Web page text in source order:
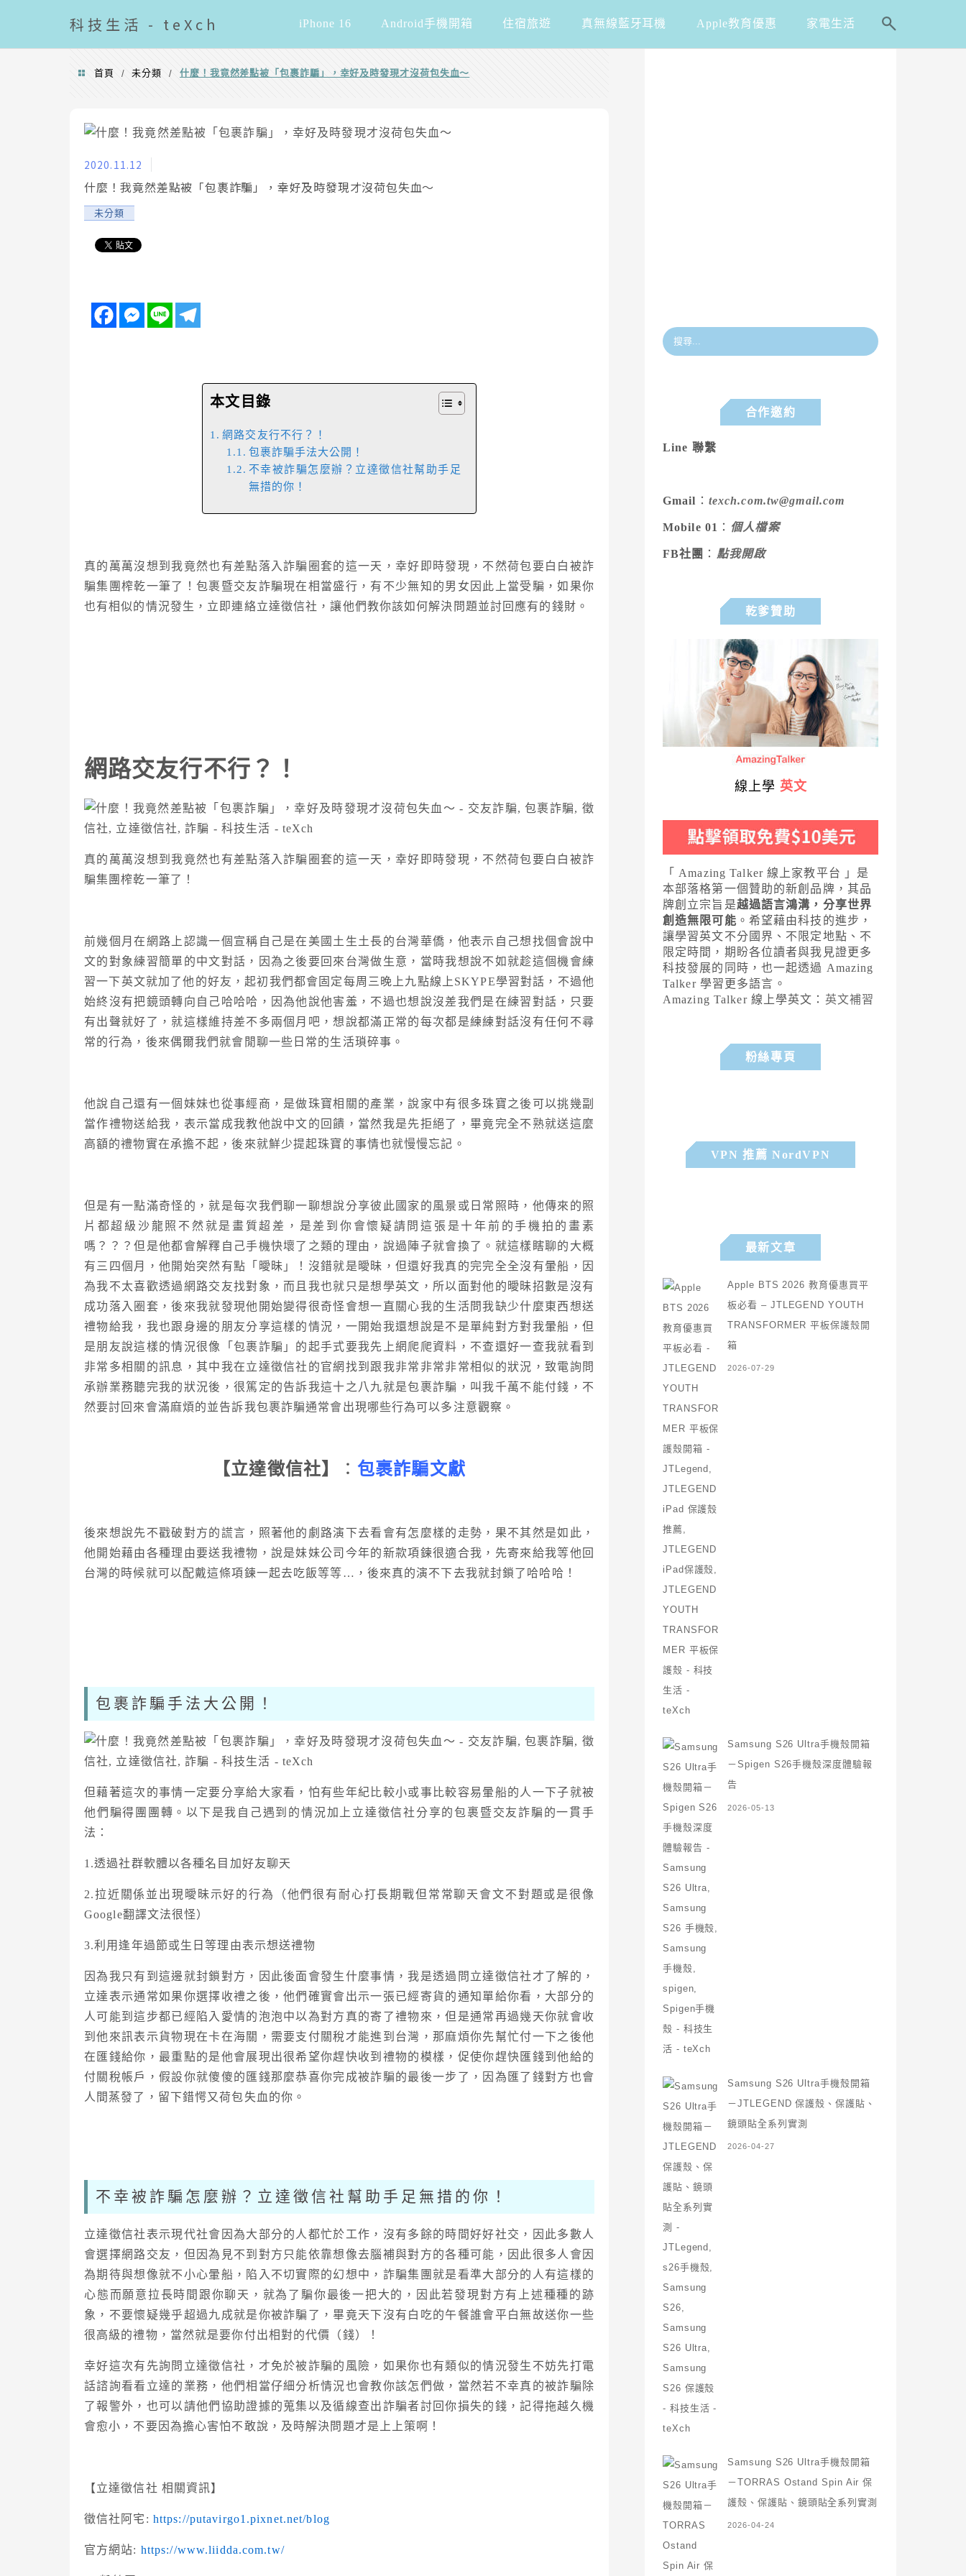
科技 生活 - teXch iPhone 16 Android手機開箱 住宿旅遊 真無線藍牙耳機 Apple教育優惠 家電生活
首頁 / 未分類 / 什麼！我竟然差點被「包裹詐騙」，幸好及時發現才沒荷包失血～
2020.11.12
什麼！我竟然差點被「包裹詐騙」，幸好及時發現才沒荷包失血～
未分類
本文目錄
網路交友行不行？！
包裹詐騙手法大公開！
不幸被詐騙怎麼辦？立達徵信社幫助手足
無措的你！
真的萬萬沒想到我竟然也有差點落入詐騙圈套的這一天，幸好即時發現，不然荷包要白白被詐
騙集團榨乾一筆了！包裹暨交友詐騙現在相當盛行，有不少無知的男女因此上當受騙，如果你
也有相似的情況發生，立即連絡立達徵信社，讓他們教你該如何解決問題並討回應有的錢財。
網路交友行不行？！
真的萬萬沒想到我竟然也有差點落入詐騙圈套的這一天，幸好即時發現，不然荷包要白白被詐
騙集團榨乾一筆了！
前幾個月在網路上認識一個宣稱自己是在美國土生土長的台灣華僑，他表示自己想找個會說中
文的對象練習簡單的中文對話，因為之後要回來台灣做生意，當時我想說不如就趁這個機會練
習一下英文就加了他的好友，起初我們都會固定每周三晚上九點線上SKYPE學習對話，不過他
始終沒有把鏡頭轉向自己哈哈哈，因為他說他害羞，不過也想說沒差我們是在練習對話，只要
有出聲就好了，就這樣維持差不多兩個月吧，想說都滿正常的每次都是練練對話沒有任何不尋
常的行為，後來偶爾我們就會閒聊一些日常的生活瑣碎事。
他說自己還有一個妹妹也從事經商，是做珠寶相關的產業，說家中有很多珠寶之後可以挑幾副
當作禮物送給我，表示當成我教他說中文的回饋，當然我是先拒絕了，畢竟完全不熟就送這麼
高額的禮物實在承擔不起，後來就鮮少提起珠寶的事情也就慢慢忘記。
但是有一點滿奇怪的，就是每次我們聊一聊想說分享彼此國家的風景或日常照時，他傳來的照
片都超級沙龍照不然就是畫質超差，是差到你會懷疑請問這張是十年前的手機拍的畫素
嗎？？？但是他都會解釋自己手機快壞了之類的理由，說過陣子就會換了。就這樣瞎聊的大概
有三四個月，他開始突然有點「曖昧」！沒錯就是曖昧，但還好我真的完完全全沒有暈船，因
為我不太喜歡透過網路交友找對象，而且我也就只是想學英文，所以面對他的曖昧招數是沒有
成功落入圈套，後來我就發現他開始變得很奇怪會想一直關心我的生活問我缺少什麼東西想送
禮物給我，我也跟身邊的朋友分享這樣的情況，一開始我還想說是不是單純對方對我暈船，但
是朋友說這樣的情況很像「包裹詐騙」的起手式要我先上網爬爬資料，不查還好一查我就看到
非常多相關的訊息，其中我在立達徵信社的官網找到跟我非常非常非常相似的狀況，致電詢問
承辦業務聽完我的狀況後，很篤定的告訴我這十之八九就是包裹詐騙，叫我千萬不能付錢，不
然要討回來會滿麻煩的並告訴我包裹詐騙通常會出現哪些行為可以多注意觀察。
【立達徵信社】 ：包裹詐騙文獻
後來想說先不戳破對方的謊言，照著他的劇路演下去看會有怎麼樣的走勢，果不其然是如此，
他開始藉由各種理由要送我禮物，說是妹妹公司今年的新款項鍊很適合我，先寄來給我等他回
台灣的時候就可以配戴這條項鍊一起去吃飯等等…，後來真的演不下去我就封鎖了哈哈哈！
包裹詐騙手法大公開！
但藉著這次的事情一定要分享給大家看，怕有些年紀比較小或事比較容易暈船的人一下子就被
他們騙得團團轉。以下是我自己遇到的情況加上立達徵信社分享的包裹暨交友詐騙的一貫手
法：
1.透過社群軟體以各種名目加好友聊天
2.拉近關係並出現曖昧示好的行為（他們很有耐心打長期戰但常常聊天會文不對題或是很像
Google翻譯文法很怪）
3.利用逢年過節或生日等理由表示想送禮物
因為我只有到這邊就封鎖對方，因此後面會發生什麼事情，我是透過問立達徵信社才了解的，
立達表示通常如果你選擇收禮之後，他們確實會出示一張已經寄貨的通知單給你看，大部分的
人可能到這步都已經陷入愛情的泡泡中以為對方真的寄了禮物來，但是通常再過幾天你就會收
到他來訊表示貨物現在卡在海關，需要支付關稅才能進到台灣，那麻煩你先幫忙付一下之後他
在匯錢給你，最重點的是他會展現出很希望你趕快收到禮物的模樣，促使你趕快匯錢到他給的
付關稅帳戶，假設你就傻傻的匯錢那麼恭喜你完成被詐騙的最後一步了，因為匯了錢對方也會
人間蒸發了，留下錯愕又荷包失血的你。
不幸被詐騙怎麼辦？立達徵信社幫助手足無措的你！
立達徵信社表示現代社會因為大部分的人都忙於工作，沒有多餘的時間好好社交，因此多數人
會選擇網路交友，但因為見不到對方只能依靠想像去腦補與對方的各種可能，因此很多人會因
為期待與想像就不小心暈船，陷入不切實際的幻想中，詐騙集團就是看準大部分的人有這樣的
心態而願意拉長時間跟你聊天，就為了騙你最後一把大的，因此若發現對方有上述種種的跡
象，不要懷疑幾乎超過九成就是你被詐騙了，畢竟天下沒有白吃的午餐誰會平白無故送你一些
很高級的禮物，當然就是要你付出相對的代價（錢）！
幸好這次有先詢問立達徵信社，才免於被詐騙的風險，如果你也有類似的情況發生不妨先打電
話諮詢看看立達的業務，他們相當仔細分析情況也會教你該怎們做，當然若不幸真的被詐騙除
了報警外，也可以請他們協助證據的蒐集以及循線查出詐騙者討回你損失的錢，記得拖越久機
會愈小，不要因為擔心害怕不敢說，及時解決問題才是上上策啊！
【立達徵信社 相關資訊】
徵信社阿宅: https://putavirgo1.pixnet.net/blog
官方網站: https://www.liidda.com.tw/
合作邀約
Line 聯繫
Gmail ： texch.com.tw@gmail.com
Mobile 01 ： 個人檔案
FB社團 ： 點我開啟
乾爹贊助
線上學 英文
「 Amazing Talker 線上家教平台 」是
本部落格第一個贊助的新創品牌，其品
牌創立宗旨是越過語言鴻溝，分享世界
創造無限可能 。希望藉由科技的進步，
讓學習英文不分國界、不限定地點、不
限定時間，期盼各位讀者與我見證更多
科技發展的同時，也一起透過 Amazing
Talker 學習更多語言。
Amazing Talker 線上學英文： 英文補習
粉絲專頁
VPN 推薦 NordVPN
最新文章
Apple BTS 2026 教育優惠買平
板必看 – JTLEGEND YOUTH
TRANSFORMER 平板保護殼開
箱
2026-07-29
Samsung S26 Ultra手機殼開箱
－Spigen S26手機殼深度體驗報
告
2026-05-13
Samsung S26 Ultra手機殼開箱
－JTLEGEND 保護殼、保護貼、
鏡頭貼全系列實測
2026-04-27
Samsung S26 Ultra手機殼開箱
－TORRAS Ostand Spin Air 保
護殼、保護貼、鏡頭貼全系列實測
2026-04-24